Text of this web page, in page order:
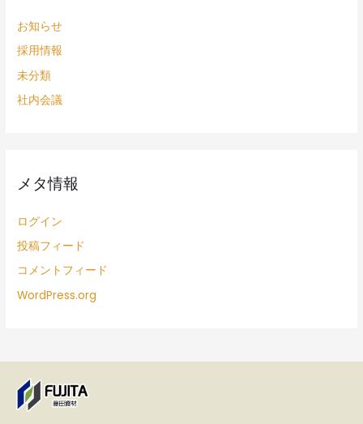
お知らせ
採用情報
未分類
社内会議
メタ情報
ログイン
投稿フィード
コメントフィード
WordPress.org